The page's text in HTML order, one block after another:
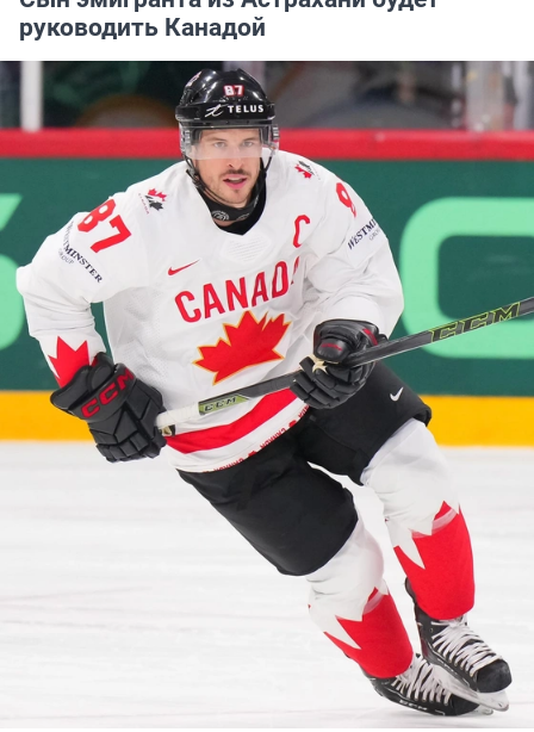
руководить Канадой